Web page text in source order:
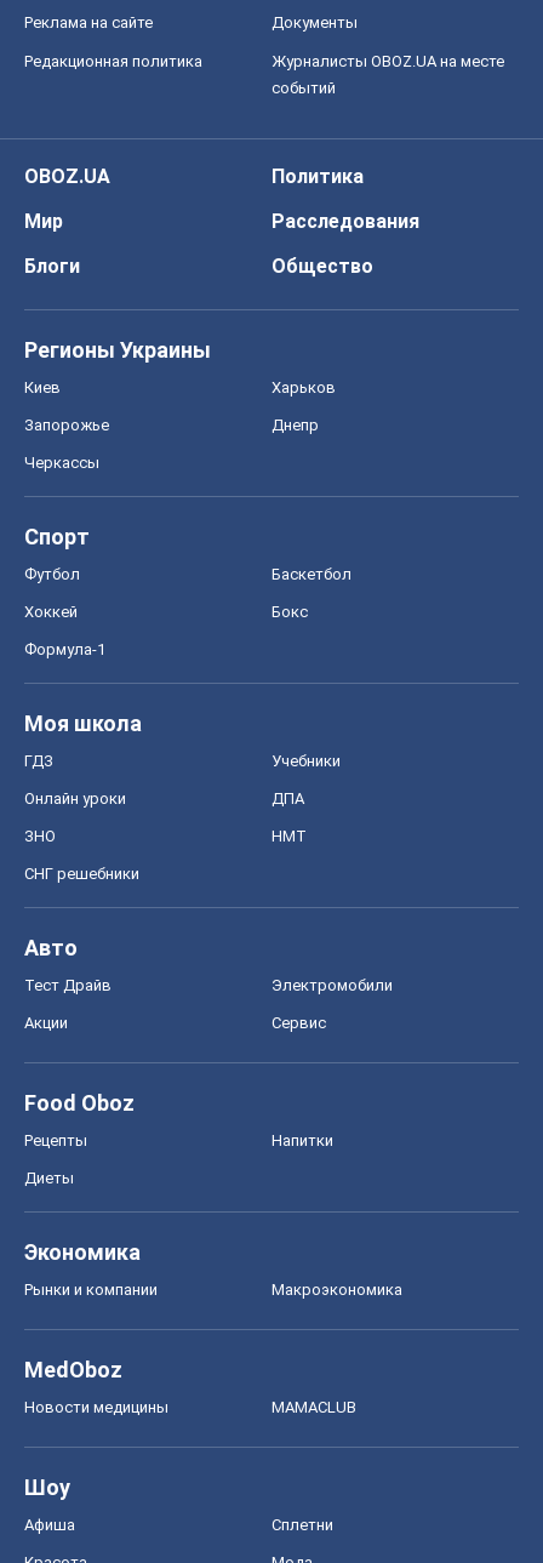
Реклама на сайте Документы
Редакционная политика
Журналисты OBOZ.UA на месте
событий
OBOZ.UA
Политика
Мир
Расследования
Блоги
Общество
Регионы Украины
Киев Харьков
Запорожье Днепр
Черкассы
Спорт
Футбол Баскетбол
Хоккей Бокс
Формула-1
Моя школа
ГДЗ Учебники
Онлайн уроки ДПА
ЗНО НМТ
СНГ решебники
Авто
Тест Драйв Электромобили
Акции Сервис
Food Oboz
Рецепты Напитки
Диеты
Экономика
Рынки и компании Mакроэкономика
MedOboz
Новости медицины MAMACLUB
Шоу
Афиша Сплетни